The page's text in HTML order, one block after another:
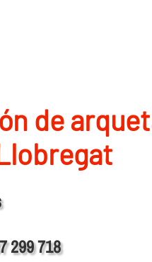
de
299 718